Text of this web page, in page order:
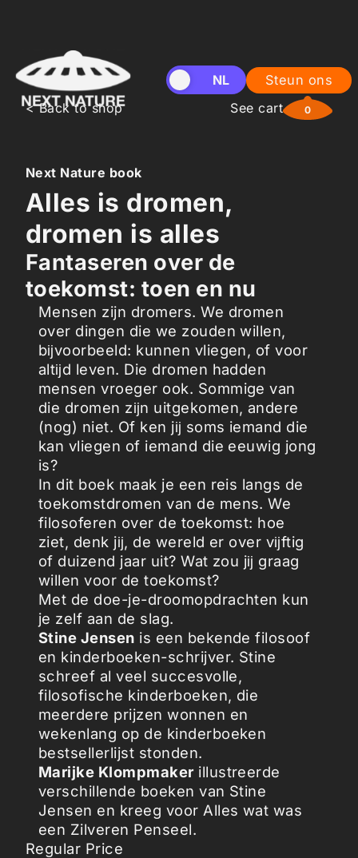
EN NL
Steun ons
< Back to shop
See cart 0
Next Nature book
Alles is dromen,
dromen is alles
Fantaseren over de
toekomst: toen en nu
Mensen zijn dromers. We dromen
over dingen die we zouden willen,
bĳvoorbeeld: kunnen vliegen, of voor
altĳd leven. Die dromen hadden
mensen vroeger ook. Sommige van
die dromen zĳn uitgekomen, andere
(nog) niet. Of ken jĳ soms iemand die
kan vliegen of iemand die eeuwig jong
is?
In dit boek maak je een reis langs de
toekomstdromen van de mens. We
filosoferen over de toekomst: hoe
ziet, denk jĳ, de wereld er over vĳftig
of duizend jaar uit? Wat zou jĳ graag
willen voor de toekomst?
Met de doe-je-droomopdrachten kun
je zelf aan de slag.
Stine Jensen is een bekende filosoof
en kinderboeken-schrijver. Stine
schreef al veel succesvolle,
filosofische kinderboeken, die
meerdere prijzen wonnen en
wekenlang op de kinderboeken
bestsellerlijst stonden.
Marijke Klompmakerillustreerde
verschillende boeken van Stine
Jensen en kreeg voor Alles wat was
een Zilveren Penseel.
Regular Price